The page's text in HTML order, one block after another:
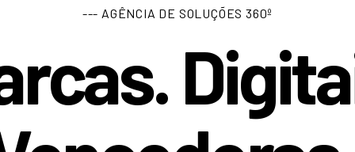
--- AGÊNCIA DE SOLUÇÕES 360º